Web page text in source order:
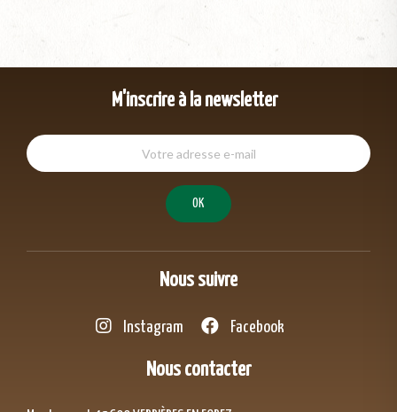
M'inscrire à la newsletter
Nous suivre
Instagram Facebook
Nous contacter